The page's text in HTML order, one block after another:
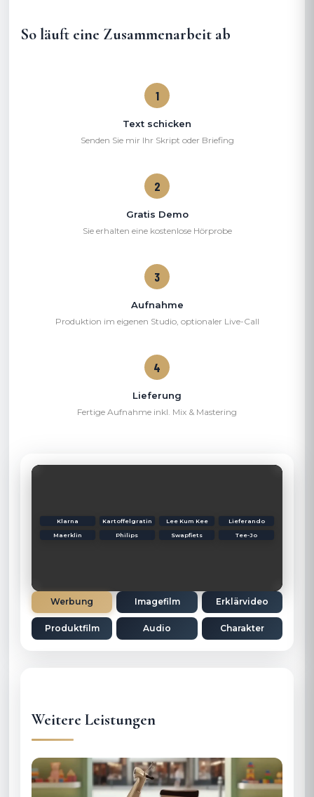
So läuft eine Zusammenarbeit ab
Text schicken
Senden Sie mir Ihr Skript oder Briefing
Gratis Demo
Sie erhalten eine kostenlose Hörprobe
Aufnahme
Produktion im eigenen Studio, optionaler Live-Call
Lieferung
Fertige Aufnahme inkl. Mix & Mastering
Klarna Kartoffelgratin Lee Kum Kee
Lieferando
Maerklin
Philips Swapfiets Tee-Jo
Werbung Imagefilm Erklärvideo
Produktfilm Audio Charakter
Weitere Leistungen